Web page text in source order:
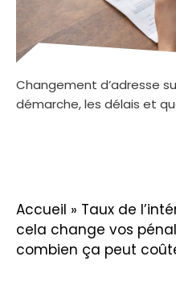
Changement d’adresse
démarche, les délais et
Accueil » Taux de
cela change vos
combien ça peut